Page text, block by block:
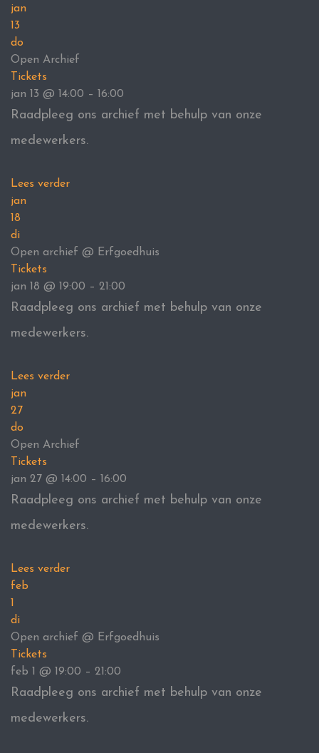
jan
13
do
Open Archief
Tickets
jan 13 @ 14:00 – 16:00
Raadpleeg ons archief met behulp van onze
medewerkers.
Lees verder
jan
18
di
Open archief @ Erfgoedhuis
Tickets
jan 18 @ 19:00 – 21:00
Raadpleeg ons archief met behulp van onze
medewerkers.
Lees verder
jan
27
do
Open Archief
Tickets
jan 27 @ 14:00 – 16:00
Raadpleeg ons archief met behulp van onze
medewerkers.
Lees verder
feb
1
di
Open archief @ Erfgoedhuis
Tickets
feb 1 @ 19:00 – 21:00
Raadpleeg ons archief met behulp van onze
medewerkers.